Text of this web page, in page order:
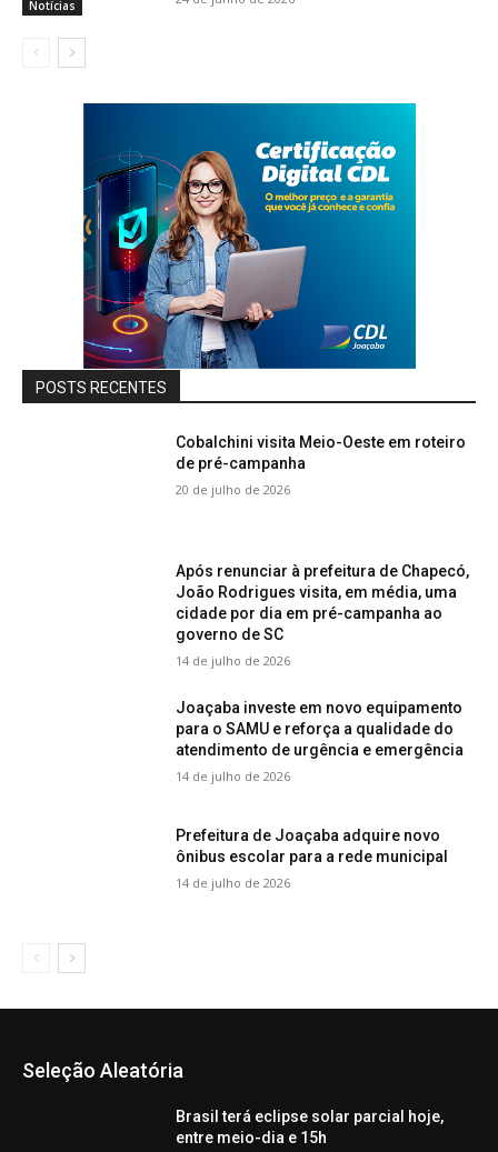
Notícias
POSTS RECENTES
Cobalchini visita Meio-Oeste em roteiro
de pré-campanha
20 de julho de 2026
Após renunciar à prefeitura de Chapecó,
João Rodrigues visita, em média, uma
cidade por dia em pré-campanha ao
governo de SC
14 de julho de 2026
Joaçaba investe em novo equipamento
para o SAMU e reforça a qualidade do
atendimento de urgência e emergência
14 de julho de 2026
Prefeitura de Joaçaba adquire novo
ônibus escolar para a rede municipal
14 de julho de 2026
Seleção Aleatória
Brasil terá eclipse solar parcial hoje,
entre meio-dia e 15h